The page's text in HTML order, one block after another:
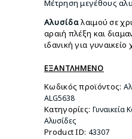
Μέτρηση μεγέθους
Αλυσίδαλαιμού σε
αραιή πλέξη και
ιδανική για
ΕΞΑΝΤΛΗΜΈΝΟ
Κωδικός προϊόντος:
ALG5638
Κατηγορίες: Γυναικεία
Αλυσίδες
Product ID: 43307